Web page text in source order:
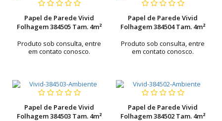
Papel de Parede Vivid
Folhagem 384505 Tam. 4m²
Produto sob consulta, entre
em contato conosco.
Papel de Parede Vivid
Folhagem 384504 Tam. 4m²
Produto sob consulta, entre
em contato conosco.
Papel de Parede Vivid
Folhagem 384503 Tam. 4m²
Papel de Parede Vivid
Folhagem 384502 Tam. 4m²